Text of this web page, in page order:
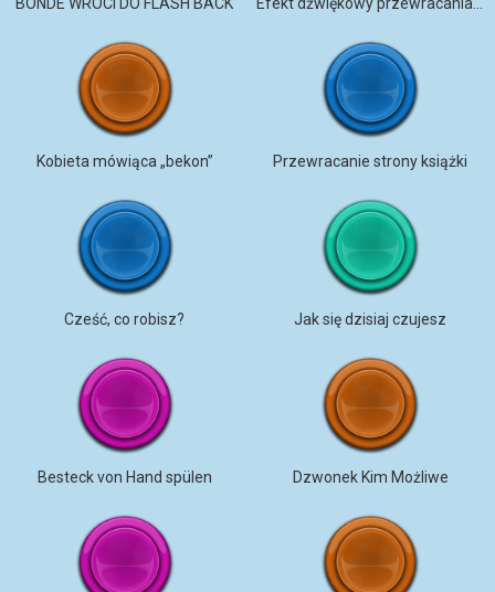
Kobieta mówiąca „bekon” Przewracanie strony książki
Cześć, co robisz? Jak się dzisiaj czujesz
Besteck von Hand spülen Dzwonek Kim Możliwe